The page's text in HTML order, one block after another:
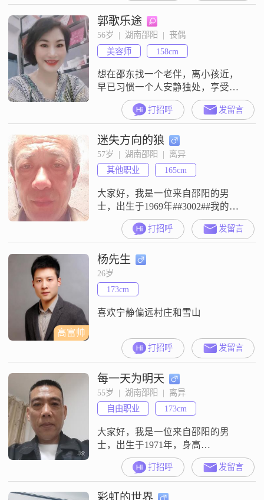
##3002##我性格耐心包容，真诚可
靠，乐观积极，总是愿意倾听他人
的想法和感受##3002##在生活中，
我注重家庭和朋友的关系，喜欢与
家人共度时光，也乐于和朋友一起
参加各种活动##30
郭歌乐途
56岁  |  湖南邵阳  |  丧偶
美容师
158cm
想在邵东找一个老伴，离小孩近，
早已习惯一个人安静独处，享受孤
独带来的自在，不用迁就，不用讨
好，不用小心翼翼##3002##可骨子
里，又深深害怕这份长久的孤独
##3002##人终究不是孤岛，嘴上说
着一个人也很好，心里却期盼温暖
与陪伴##3002##谁都不想孤独终
老，一生漫长，谁不渴望被人放在
心上##3002##不奢求轰轰
打招呼 发留言
迷失方向的狼
57岁  |  湖南邵阳  |  离异
其他职业
165cm
大家好，我是一位来自邵阳的男
士，出生于1969年##3002##我的身
高大约是165厘米，可能在人群中不
是特别显眼，但我相信，一个人的
魅力不仅仅体现在身高上##3002##
目前，我的月收入在3000元以下，
虽然不算富裕，但足够维持基本的
生活需求，并且我一直在努力工
作，希望能为未来的家庭付出的更
多##3002##我的学历
打招呼 发留言
高富帅
杨先生
26岁
173cm
喜欢宁静偏远村庄和雪山
打招呼 发留言
每一天为明天
55岁  |  湖南邵阳  |  离异
自由职业
173cm
大家好，我是一位来自邵阳的男
士，出生于1971年，身高
173cm##3002##我的月收入在8001到
12000元之间，虽然学历是高中及以
下，但我一直保持着积极向上的生
活态度##3002##我性格幽默风趣，
打招呼 发留言